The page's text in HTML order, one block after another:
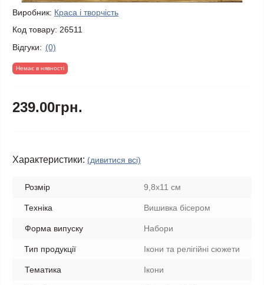
Виробник: Краса і творчість
Код товару: 26511
Відгуки: (0)
Немає в нявності
239.00грн.
Характеристики: (дивитися всі)
Розмір 9,8x11 см
Техніка Вишивка бісером
Форма випуску Набори
Тип продукції Ікони та релігійні сюжети
Тематика Ікони